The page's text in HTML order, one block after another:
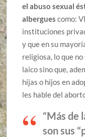
el abuso sexual
albergues como:
instituciones
y que en su
religiosa, lo que
laico sino que,
hijas o hijos en
les hable del
“Más de
son sus